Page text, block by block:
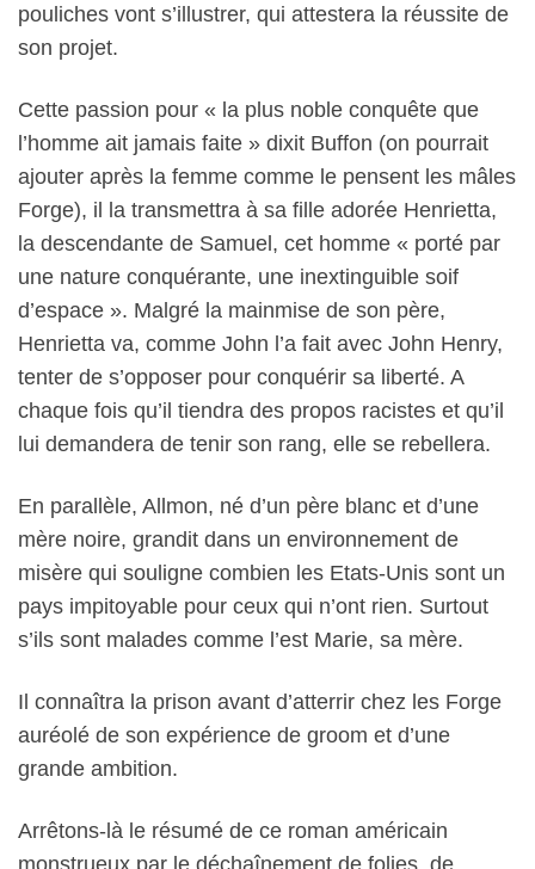
pouliches vont s’illustrer, qui attestera la réussite de
son projet.
Cette passion pour « la plus noble conquête que
l’homme ait jamais faite » dixit Buffon (on pourrait
ajouter après la femme comme le pensent les mâles
Forge), il la transmettra à sa fille adorée Henrietta,
la descendante de Samuel, cet homme « porté par
une nature conquérante, une inextinguible soif
d’espace ». Malgré la mainmise de son père,
Henrietta va, comme John l’a fait avec John Henry,
tenter de s’opposer pour conquérir sa liberté. A
chaque fois qu’il tiendra des propos racistes et qu’il
lui demandera de tenir son rang, elle se rebellera.
En parallèle, Allmon, né d’un père blanc et d’une
mère noire, grandit dans un environnement de
misère qui souligne combien les Etats-Unis sont un
pays impitoyable pour ceux qui n’ont rien. Surtout
s’ils sont malades comme l’est Marie, sa mère.
Il connaîtra la prison avant d’atterrir chez les Forge
auréolé de son expérience de groom et d’une
grande ambition.
Arrêtons-là le résumé de ce roman américain
monstrueux par le déchaînement de folies, de